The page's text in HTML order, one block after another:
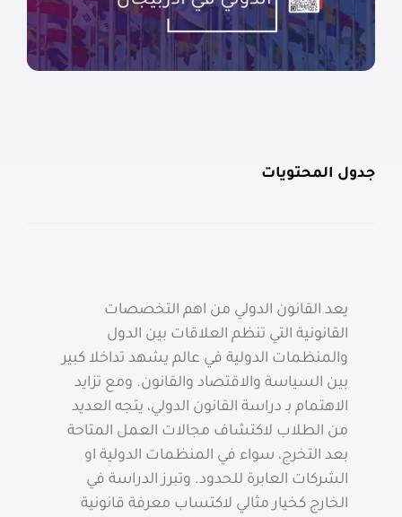
جدول المحتويات
يعد القانون الدولي من اهم التخصصات
القانونية التي تنظم العلاقات بين الدول
والمنظمات الدولية في عالم يشهد تداخلا كبير
بين السياسة والاقتصاد والقانون. ومع تزايد
الاهتمام بـ دراسة القانون الدولي، يتجه العديد
من الطلاب لاكتشاف مجالات العمل المتاحة
بعد التخرج، سواء في المنظمات الدولية او
الشركات العابرة للحدود. وتبرز الدراسة في
الخارج كخيار مثالي لاكتساب معرفة قانونية